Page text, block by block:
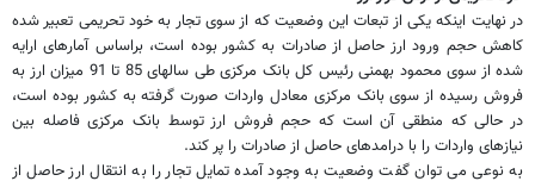
در نهایت اینکه یکی از تبعات این وضعیت که از سوی تجار به خود تحریمی تعبیر شده
کاهش حجم ورود ارز حاصل از صادرات به کشور بوده است، براساس آمارهای ارایه
شده از سوی محمود بهمنی رئیس کل بانک مرکزی طی سالهای 85 تا 91 میزان ارز به
فروش رسیده از سوی بانک مرکزی معادل واردات صورت گرفته به کشور بوده است،
در حالی که منطقی آن است که حجم فروش ارز توسط بانک مرکزی فاصله بین
نیازهای واردات را با درامدهای حاصل از صادرات را پر کند.
به نوعی می توان گفت وضعیت به وجود آمده تمایل تجار را به انتقال ارز حاصل از